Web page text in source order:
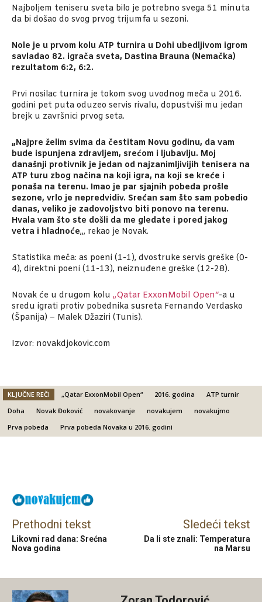
Najboljem teniseru sveta bilo je potrebno svega 51 minuta
da bi došao do svog prvog trijumfa u sezoni.
Nole je u prvom kolu ATP turnira u Dohi ubedljivom igrom
savladao 82. igrača sveta, Dastina Brauna (Nemačka)
rezultatom 6:2, 6:2.
Prvi nosilac turnira je tokom svog uvodnog meča u 2016.
godini pet puta oduzeo servis rivalu, dopustviši mu jedan
brejk u završnici prvog seta.
„Najpre želim svima da čestitam Novu godinu, da vam
bude ispunjena zdravljem, srećom i ljubavlju. Moj
današnji protivnik je jedan od najzanimljivijih tenisera na
ATP turu zbog načina na koji igra, na koji se kreće i
ponaša na terenu. Imao je par sjajnih pobeda prošle
sezone, vrlo je nepredvidiv. Srećan sam što sam pobedio
danas, veliko je zadovoljstvo biti ponovo na terenu.
Hvala vam što ste došli da me gledate i pored jakog
vetra i hladnoće„, rekao je Novak.
Statistika meča: as poeni (1-1), dvostruke servis greške (0-
4), direktni poeni (11-13), neiznuđene greške (12-28).
Novak će u drugom kolu „Qatar ExxonMobil Open“-a u
sredu igrati protiv pobednika susreta Fernando Verdasko
(Španija) – Malek Džaziri (Tunis).
Izvor: novakdjokovic.com
KLJUČNE REČI „Qatar ExxonMobil Open“ 2016. godina
ATP turnir
Doha
Novak Đoković novakovanje novakujem
novakujmo
Prva pobeda
Prva pobeda Novaka u 2016. godini
Prethodni tekst
Likovni rad dana: Srećna
Nova godina
Sledeći tekst
Da li ste znali: Temperatura
na Marsu